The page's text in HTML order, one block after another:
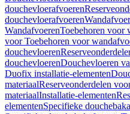
douchevloerafvoeren
douchevloerafvoeren
WandafvoerenToebehoren voor
voor Toebehoren voor
douchevloeren
douchevloerenDouchevloeren
Duofix installatie-elementen
materiaalReserveonderdelen
materiaalInstallatie-elementen
elementenSpecifieke